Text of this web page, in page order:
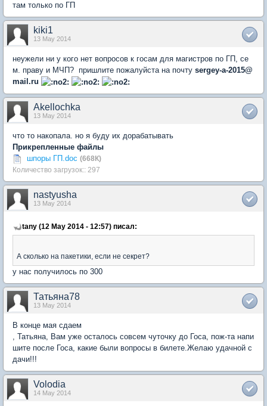
там только по ГП
kiki1
13 May 2014
неужели ни у кого нет вопросов к госам для магистров по ГП, се
м. праву и МЧП? пришлите пожалуйста на почту sergey-a-2015@
mail.ru
Akellochka
13 May 2014
что то накопала. но я буду их дорабатывать
Прикрепленные файлы
шпоры ГП.doc (668К)
Количество загрузок:: 297
nastyusha
13 May 2014
tany (12 May 2014 - 12:57) писал:
А сколько на пакетики, если не секрет?
у нас получилось по 300
Татьяна78
13 May 2014
В конце мая сдаем
, Татьяна, Вам уже осталось совсем чуточку до Госа, пож-та напи
шите после Госа, какие были вопросы в билете.Желаю удачной с
дачи!!!
Volodia
14 May 2014